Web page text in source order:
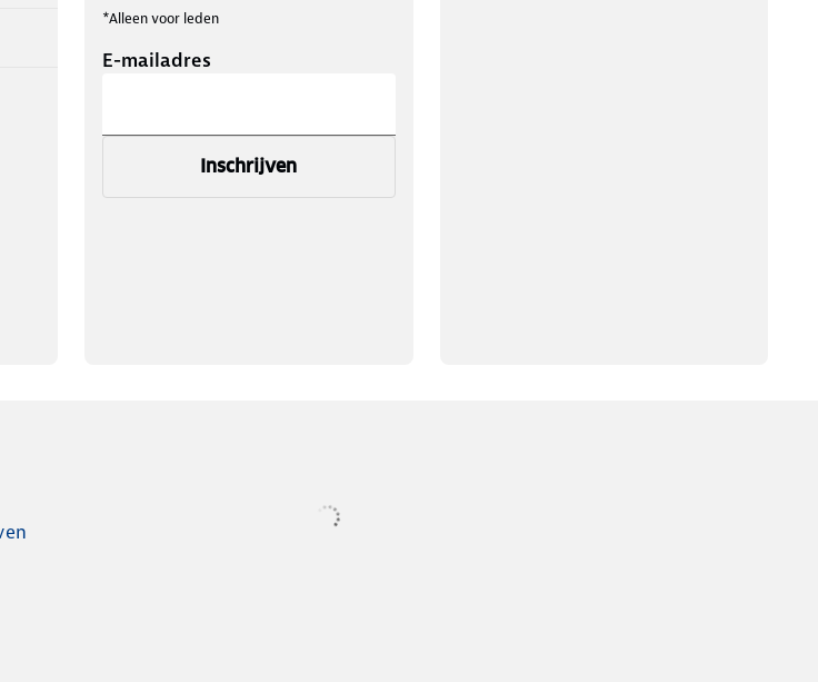
*Alleen voor leden
E-mailadres
Inschrijven